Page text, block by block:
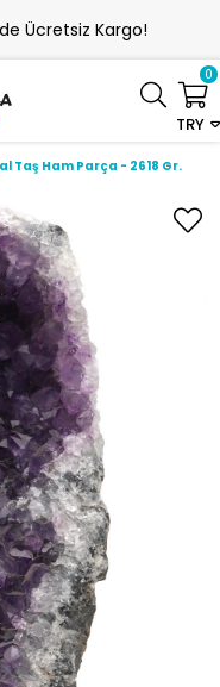
Ücretsiz Kargo!
TRY
0
Taş Ham Parça - 2618 Gr.